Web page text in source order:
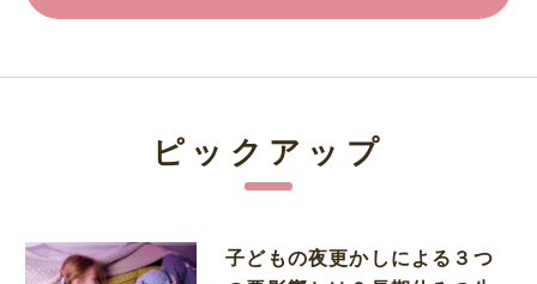
ピックアップ
子どもの夜更かしによる３つ